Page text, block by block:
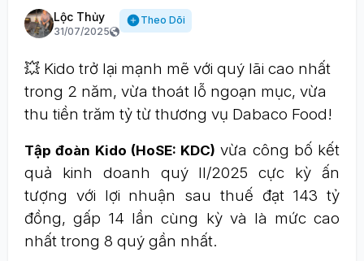
Lộc Thủy
31/07/2025
Theo Dõi
💥 Kido trở lại mạnh mẽ với quý lãi cao nhất
trong 2 năm, vừa thoát lỗ ngoạn mục, vừa
thu tiền trăm tỷ từ thương vụ Dabaco Food!
Tập đoàn Kido (HoSE: KDC) vừa công bố kết
quả kinh doanh quý II/2025 cực kỳ ấn
tượng với lợi nhuận sau thuế đạt 143 tỷ
đồng, gấp 14 lần cùng kỳ và là mức cao
nhất trong 8 quý gần nhất.